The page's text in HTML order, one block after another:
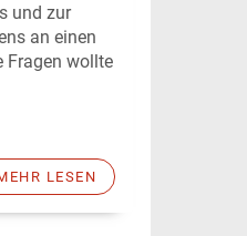
und zur
an einen
Fragen wollte
LESEN